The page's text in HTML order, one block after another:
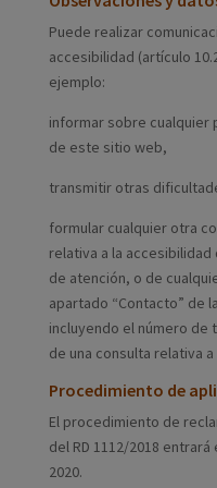
Puede realizar
accesibilidad (artículo
ejemplo:
informar sobre cualquier
de este sitio web,
transmitir otras
formular cualquier otra
relativa a la
de atención, o de
apartado “Contacto” de
incluyendo el número
de una consulta relativa a
Procedimiento de
El procedimiento de
del RD 1112/2018
2020.